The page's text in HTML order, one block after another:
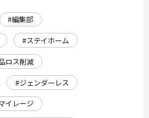
#編集部
#ステイホーム
ロス削減
#ジェンダーレス
イレージ